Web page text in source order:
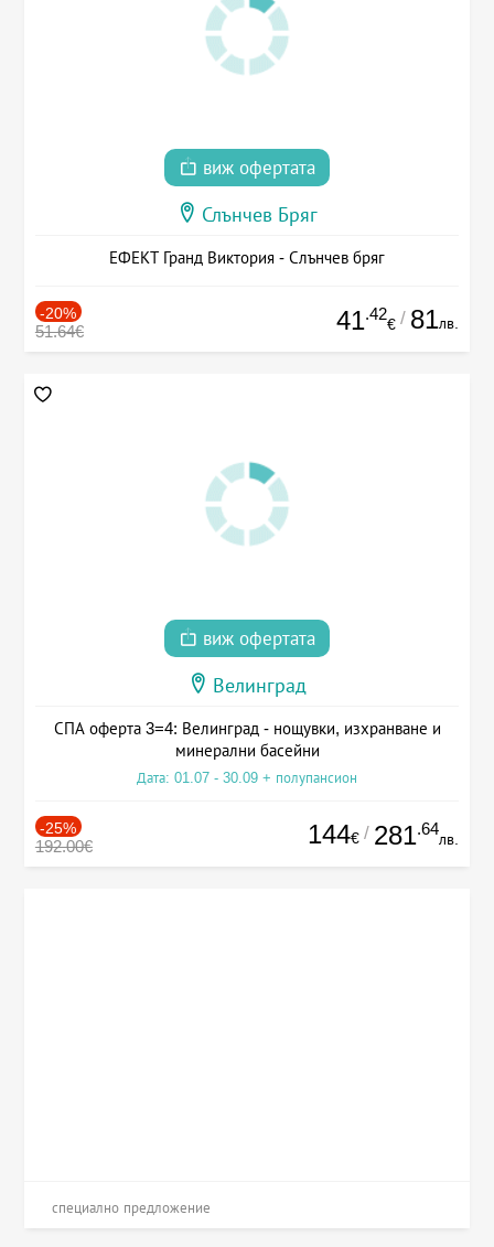
виж офертата
Слънчев Бряг
ЕФЕКТ Гранд Виктория - Слънчев бряг
-20%
51.64€ 41.42
€ / 81лв.
виж офертата
Велинград
СПА оферта 3=4: Велинград - нощувки, изхранване и
минерални басейни
Дата: 01.07 - 30.09 + полупансион
-25%
192.00€ 144€ / 281.64
лв.
специално предложение